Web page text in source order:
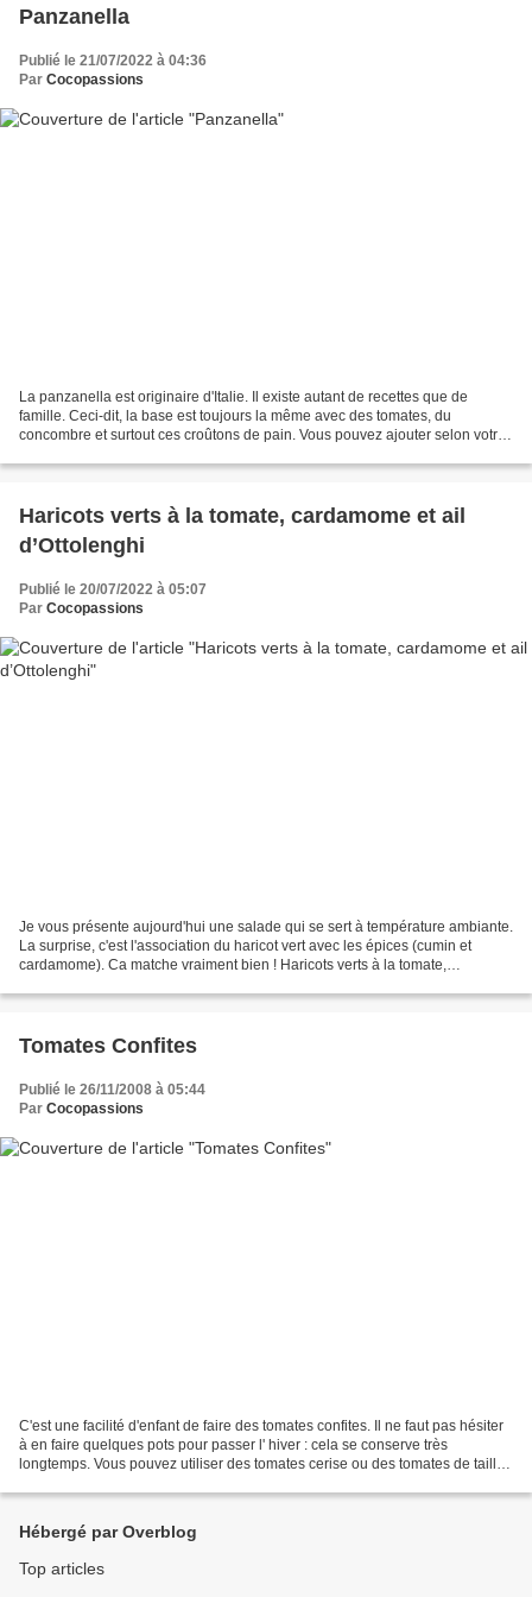
Panzanella
Publié le 21/07/2022 à 04:36
Par Cocopassions
La panzanella est originaire d'Italie. Il existe autant de recettes que de
famille. Ceci-dit, la base est toujours la même avec des tomates, du
concombre et surtout ces croûtons de pain. Vous pouvez ajouter selon votre
Haricots verts à la tomate, cardamome et ail
d’Ottolenghi
Publié le 20/07/2022 à 05:07
Par Cocopassions
Je vous présente aujourd'hui une salade qui se sert à température ambiante.
La surprise, c'est l'association du haricot vert avec les épices (cumin et
cardamome). Ca matche vraiment bien ! Haricots verts à la tomate,
Tomates Confites
Publié le 26/11/2008 à 05:44
Par Cocopassions
C'est une facilité d'enfant de faire des tomates confites. Il ne faut pas hésiter
à en faire quelques pots pour passer l' hiver : cela se conserve très
longtemps. Vous pouvez utiliser des tomates cerise ou des tomates de taille
Hébergé par Overblog
Top articles